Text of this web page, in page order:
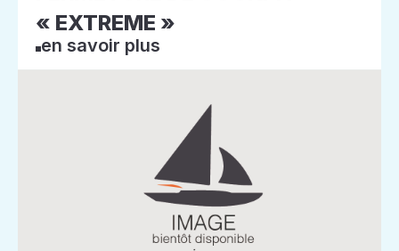
« EXTREME »
en savoir plus